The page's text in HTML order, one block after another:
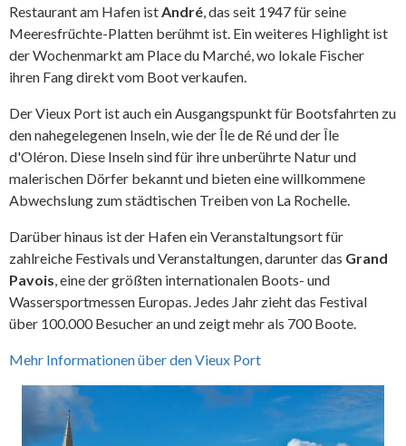
Restaurant am Hafen istAndré, das seit 1947 für seine
Meeresfrüchte-Platten berühmt ist. Ein weiteres Highlight ist
der Wochenmarkt am Place du Marché, wo lokale Fischer
ihren Fang direkt vom Boot verkaufen.
Der Vieux Port ist auch ein Ausgangspunkt für Bootsfahrten zu
den nahegelegenen Inseln, wie der Île de Ré und der Île
d'Oléron. Diese Inseln sind für ihre unberührte Natur und
malerischen Dörfer bekannt und bieten eine willkommene
Abwechslung zum städtischen Treiben von La Rochelle.
Darüber hinaus ist der Hafen ein Veranstaltungsort für
zahlreiche Festivals und Veranstaltungen, darunter das Grand
Pavois, eine der größten internationalen Boots- und
Wassersportmessen Europas. Jedes Jahr zieht das Festival
über 100.000 Besucher an und zeigt mehr als 700 Boote.
Mehr Informationen über den Vieux Port